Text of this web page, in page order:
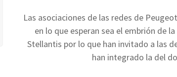
Las asociaciones de las redes de
en lo que esperan sea el embrión de
Stellantis por lo que han invitado a las
han integrado la del